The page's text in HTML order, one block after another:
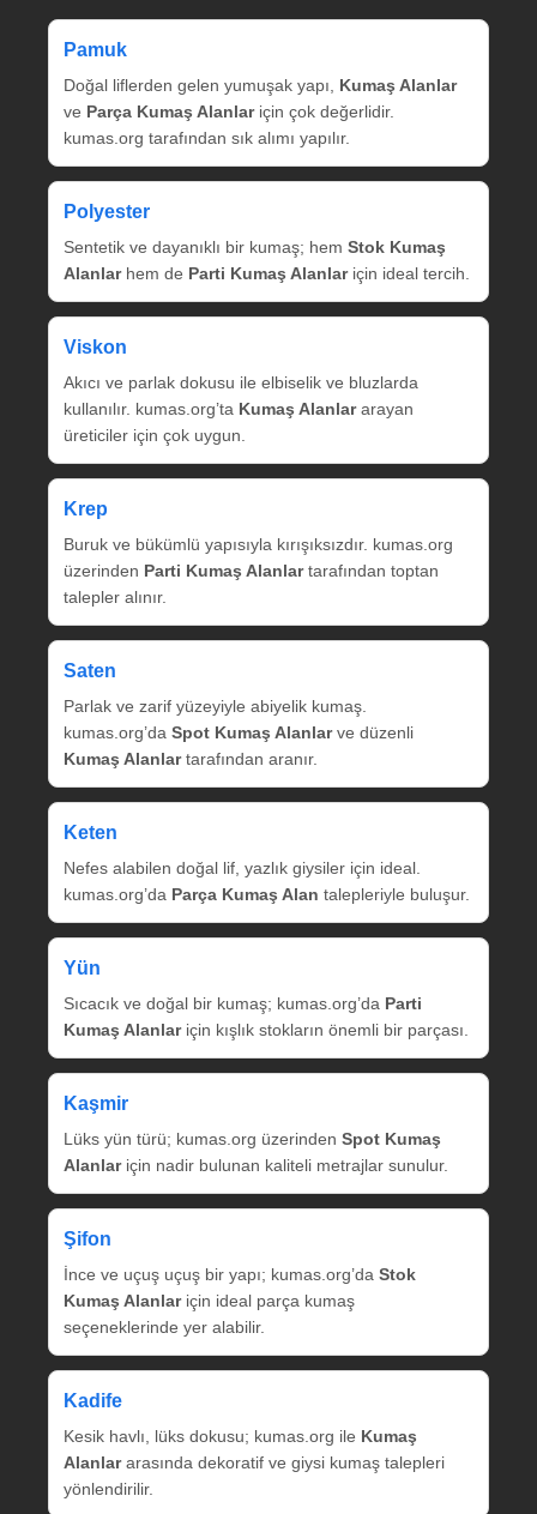
Pamuk
Doğal liflerden gelen yumuşak yapı, Kumaş Alanlar
ve Parça Kumaş Alanlariçin çok değerlidir.
kumas.org tarafından sık alımı yapılır.
Polyester
Sentetik ve dayanıklı bir kumaş; hem Stok Kumaş
Alanlarhem de Parti Kumaş Alanlariçin ideal tercih.
Viskon
Akıcı ve parlak dokusu ile elbiselik ve bluzlarda
kullanılır. kumas.org’ta Kumaş Alanlararayan
üreticiler için çok uygun.
Krep
Buruk ve bükümlü yapısıyla kırışıksızdır. kumas.org
üzerinden Parti Kumaş Alanlartarafından toptan
talepler alınır.
Saten
Parlak ve zarif yüzeyiyle abiyelik kumaş.
kumas.org’da Spot Kumaş Alanlarve düzenli
Kumaş Alanlartarafından aranır.
Keten
Nefes alabilen doğal lif, yazlık giysiler için ideal.
kumas.org’da Parça Kumaş Alan talepleriyle buluşur.
Yün
Sıcacık ve doğal bir kumaş; kumas.org’da Parti
Kumaş Alanlariçin kışlık stokların önemli bir parçası.
Kaşmir
Lüks yün türü; kumas.org üzerinden Spot Kumaş
Alanlariçin nadir bulunan kaliteli metrajlar sunulur.
Şifon
İnce ve uçuş uçuş bir yapı; kumas.org’da Stok
Kumaş Alanlariçin ideal parça kumaş
seçeneklerinde yer alabilir.
Kadife
Kesik havlı, lüks dokusu; kumas.org ile Kumaş
Alanlararasında dekoratif ve giysi kumaş talepleri
yönlendirilir.